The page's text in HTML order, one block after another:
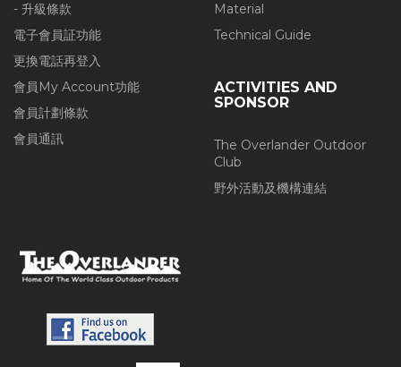
- 升級條款
電子會員証功能
更換電話再登入
會員My Account功能
會員計劃條款
會員通訊
Material
Technical Guide
ACTIVITIES AND
SPONSOR
The Overlander Outdoor
Club
野外活動及機構連結